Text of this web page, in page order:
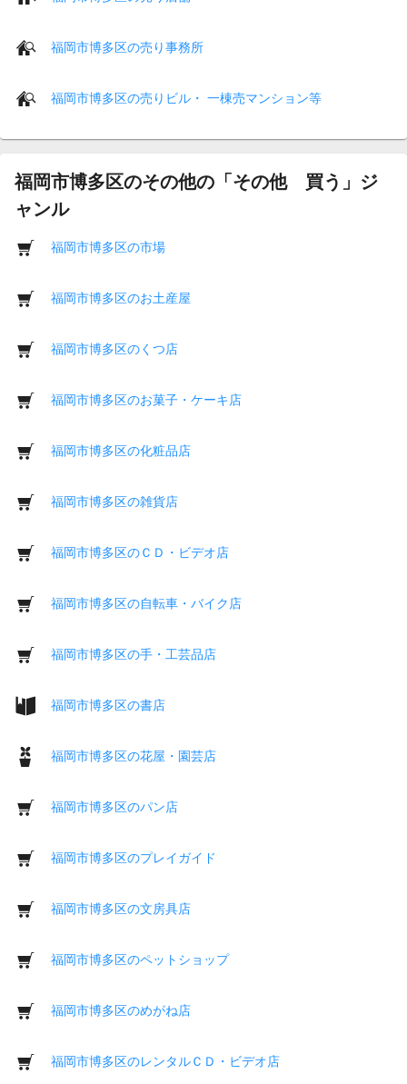
福岡市博多区の売り事務所
福岡市博多区の売りビル・ 一棟売マンション等
福岡市博多区のその他の「その他 買う」ジ
ャンル
福岡市博多区の市場
福岡市博多区のお土産屋
福岡市博多区のくつ店
福岡市博多区のお菓子・ケーキ店
福岡市博多区の化粧品店
福岡市博多区の雑貨店
福岡市博多区のＣＤ・ビデオ店
福岡市博多区の自転車・バイク店
福岡市博多区の手・工芸品店
福岡市博多区の書店
福岡市博多区の花屋・園芸店
福岡市博多区のパン店
福岡市博多区のプレイガイド
福岡市博多区の文房具店
福岡市博多区のペットショップ
福岡市博多区のめがね店
福岡市博多区のレンタルＣＤ・ビデオ店